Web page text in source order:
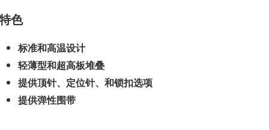
色
标准和高温设计
轻薄型和超高板堆叠
提供顶针、定位针、和锁扣选项
提供弹性围带